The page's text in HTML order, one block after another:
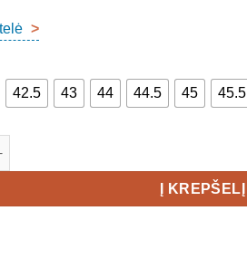
>
42.5 43 44 44.5 45 45.5
Nike Alphafly 3 Premium Men's
Į KREPŠELĮ